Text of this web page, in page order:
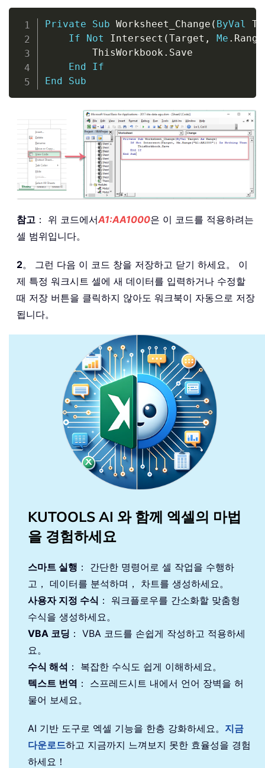
Private Sub Worksheet_Change ( ByVal
If
Not Intersect (Target , Me . Range
        ThisWorkbook
. Save
End
If
End
Sub
Copy
참고 ： 위 코드에서A1:AA1000은 이 코드를 적용하려는
셀 범위입니다。
2。 그런 다음 이 코드 창을 저장하고 닫기 하세요。 이
제 특정 워크시트 셀에 새 데이터를 입력하거나 수정할
때 저장 버튼을 클릭하지 않아도 워크북이 자동으로 저장
됩니다。
KUTOOLS AI 와 함께 엑셀의 마법
을 경험하세요
스마트 실행 ： 간단한 명령어로 셀 작업을 수행하
고， 데이터를 분석하며， 차트를 생성하세요。
사용자 지정 수식 ： 워크플로우를 간소화할 맞춤형
수식을 생성하세요。
VBA 코딩 ： VBA 코드를 손쉽게 작성하고 적용하세
요。
수식 해석 ： 복잡한 수식도 쉽게 이해하세요。
텍스트 번역 ： 스프레드시트 내에서 언어 장벽을 허
물어 보세요。
AI 기반 도구로 엑셀 기능을 한층 강화하세요。 지금
다운로드하고 지금까지 느껴보지 못한 효율성을 경험
하세요！